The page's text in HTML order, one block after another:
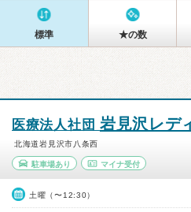
標準 ★の数
医療法人社団 岩見沢レデ
北海道岩見沢市八条西
駐車場あり マイナ受付
土曜（〜12:30）